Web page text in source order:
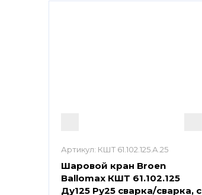
Артикул: КШТ 61.102.125.А.25
Шаровой кран Broen
Ballomax КШТ 61.102.125
Ду125 Ру25 сварка/сварка, с